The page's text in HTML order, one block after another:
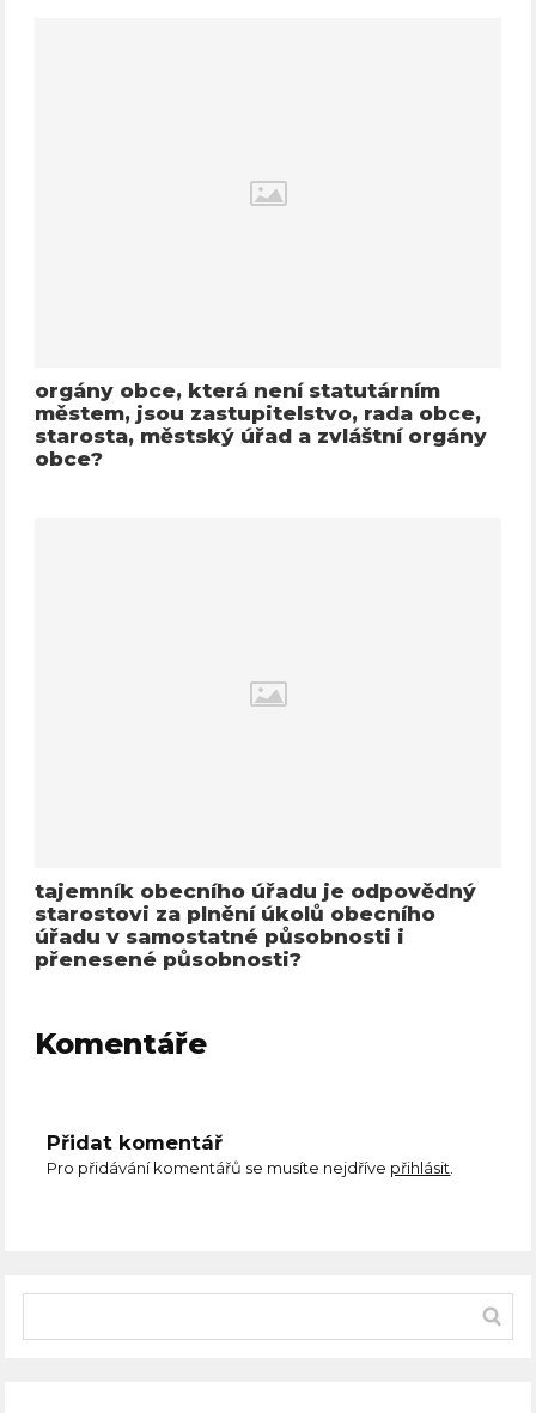
orgány obce, která není statutárním
městem, jsou zastupitelstvo, rada obce,
starosta, městský úřad a zvláštní orgány
obce?
tajemník obecního úřadu je odpovědný
starostovi za plnění úkolů obecního
úřadu v samostatné působnosti i
přenesené působnosti?
Komentáře
Přidat komentář
Pro přidávání komentářů se musíte nejdříve přihlásit